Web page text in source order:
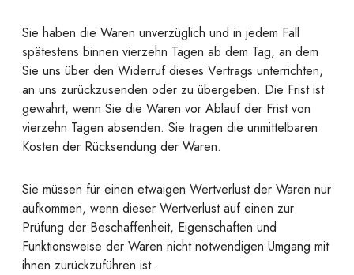
Sie haben die Waren unverzüglich und in jedem Fall
spätestens binnen vierzehn Tagen ab dem Tag, an dem
Sie uns über den Widerruf dieses Vertrags unterrichten,
an uns zurückzusenden oder zu übergeben. Die Frist ist
gewahrt, wenn Sie die Waren vor Ablauf der Frist von
vierzehn Tagen absenden. Sie tragen die unmittelbaren
Kosten der Rücksendung der Waren.
Sie müssen für einen etwaigen Wertverlust der Waren nur
aufkommen, wenn dieser Wertverlust auf einen zur
Prüfung der Beschaffenheit, Eigenschaften und
Funktionsweise der Waren nicht notwendigen Umgang mit
ihnen zurückzuführen ist.